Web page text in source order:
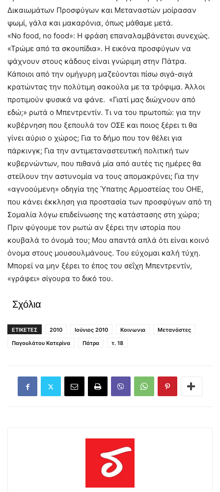
Δικαιωμάτων Προσφύγων και Μεταναστών μοίρασαν
ψωμί, γάλα και μακαρόνια, όπως μάθαμε μετά.
«No food, no food»: Η φράση επαναλαμβάνεται συνεχώς.
«Τρώμε από τα σκουπίδια». Η εικόνα προσφύγων να
ψάχνουν στους κάδους είναι γνώριμη στην Πάτρα.
Κάποιοι από την ομήγυρη μαζεύονται πίσω σιγά-σιγά
κρατώντας την πολύτιμη σακούλα με τα τρόφιμα. Άλλοι
προτιμούν φυσικά να φάνε. «Γιατί μας διώχνουν από
εδώ;» ρωτά ο Μπεντρεντίν. Τι να του πρωτοπώ: για την
κυβέρνηση που ξεπουλά τον ΟΣΕ και ποιος ξέρει τι θα
γίνει αύριο ο χώρος; Για το δήμο που τον θέλει για
πάρκινγκ; Για την αντιμεταναστευτική πολιτική των
κυβερνώντων, που πιθανά μία από αυτές τις ημέρες θα
στείλουν την αστυνομία να τους απομακρύνει; Για την
«αγνοούμενη» οδηγία της Ύπατης Αρμοστείας του ΟΗΕ,
που κάνει έκκληση για προστασία των προσφύγων από τη
Σομαλία λόγω επιδείνωσης της κατάστασης στη χώρα;
Πριν φύγουμε τον ρωτώ αν ξέρει την ιστορία που
κουβαλά το όνομά του; Μου απαντά απλά ότι είναι κοινό
όνομα στους μουσουλμάνους. Του εύχομαι καλή τύχη.
Μπορεί να μην ξέρει το έπος του σεΐχη Μπεντρεντίν,
«γράφει» σίγουρα το δικό του.
Σχόλια
ΕΤΙΚΕΤΕΣ 2010 Ιούνιος 2010 Κοινωνια
Μετανάστες
Παγουλάτου Κατερίνα
Πάτρα τ. 18